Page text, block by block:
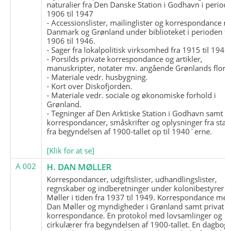
naturalier fra Den Danske Station i Godhavn i
1906 til 1947
- Accessionslister, mailinglister og korrespondance
Danmark og Grønland under biblioteket i perioden
1906 til 1946.
- Sager fra lokalpolitisk virksomhed fra 1915 til
- Porsilds private korrespondance og artikler,
manuskripter, notater mv. angående Grønlands
- Materiale vedr. husbygning.
- Kort over Diskofjorden.
- Materiale vedr. sociale og økonomiske forhold i
Grønland.
- Tegninger af Den Arktiske Station i Godhavn
korrespondancer, småskrifter og oplysninger fra
fra begyndelsen af 1900-tallet op til 1940`erne.
[Klik for at se]
A 002
H. DAN MØLLER
Korrespondancer, udgiftslister, udhandlingslister,
regnskaber og indberetninger under
Møller i tiden fra 1937 til 1949. Korrespondance
Dan Møller og myndigheder i Grønland samt privat
korrespondance. En protokol med lovsamlinger og
cirkulærer fra begyndelsen af 1900-tallet. En